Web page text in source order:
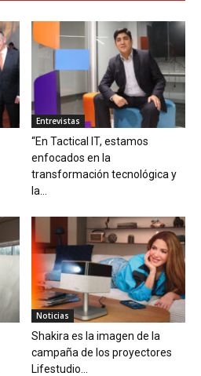
Entrevistas
“En Tactical IT, estamos
enfocados en la
transformación tecnológica y
la...
Noticias
Shakira es la imagen de la
campaña de los proyectores
Lifestudio...